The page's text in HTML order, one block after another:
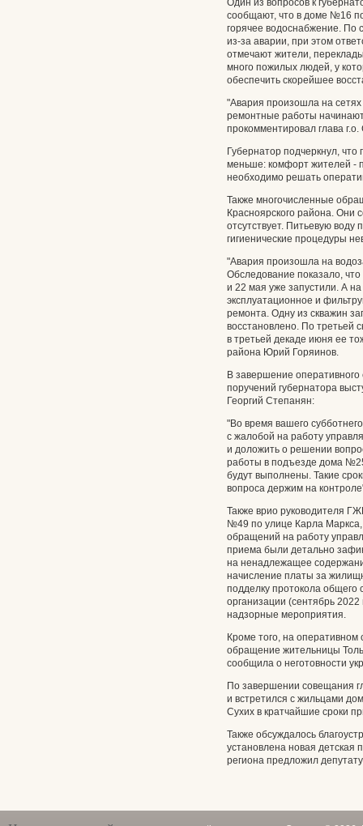
Один из вопросов к
сообщают, что в доме №16
горячее водоснабжение. По
из‑за аварии, при этом
отмечают жители,
много пожилых людей, у
обеспечить скорейшее
"Авария произошла на сетях
ремонтные работы
прокомментировал глава
Губернатор подчеркнул,
меньше: комфорт жителей -
необходимо решать
Также многочисленные
Красноярского района. Они
отсутствует. Питьевую
гигиенические процедуры
"Авария произошла на
Обследование показало,
и 22 мая уже запустили. А
эксплуатационное и
ремонта. Одну из скважин
восстановлено. По третьей
в третьей декаде июня ее
района Юрий Горяинов.
В завершение
поручений губернатора
Георгий Степанян:
"Во время вашего
с жалобой на работу
и доложить о решении
работы в подъезде дома
будут выполнены. Такие
вопроса держим на
Также врио руководителя
№49 по улице Карла Маркса,
обращений на работу
приема были детально
на ненадлежащее
начисление платы за
подделку протокола
организации (сентябрь
надзорные мероприятия.
Кроме того, на
обращение жительницы
сообщила о неготовности
По завершении совещания
и встретился с жильцами
Сухих в кратчайшие сроки
Также обсуждалось
установлена новая детская
региона предложил